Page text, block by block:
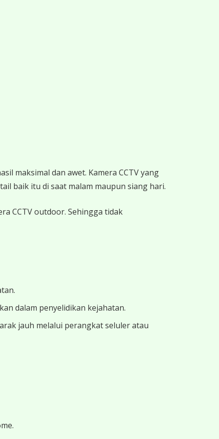
maksimal dan awet. Kamera CCTV yang
baik itu di saat malam maupun siang hari.
CCTV outdoor. Sehingga tidak
dalam penyelidikan kejahatan.
jauh melalui perangkat seluler atau